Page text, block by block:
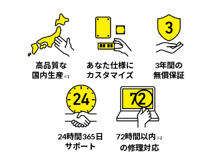
高品質な
国内生産※1
あなた仕様に
カスタマイズ
3年間の
無償保証
24時間365日
サポート
72時間以内 ※2
の修理対応